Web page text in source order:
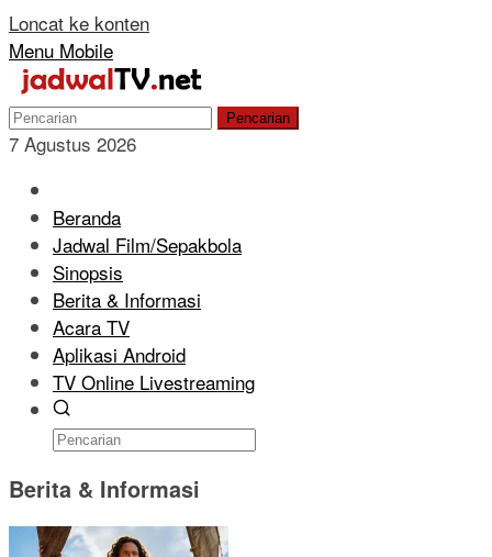
Loncat ke konten
Menu Mobile
Pencarian
7 Agustus 2026
Beranda
Jadwal Film/Sepakbola
Sinopsis
Berita & Informasi
Acara TV
Aplikasi Android
TV Online Livestreaming
Berita & Informasi